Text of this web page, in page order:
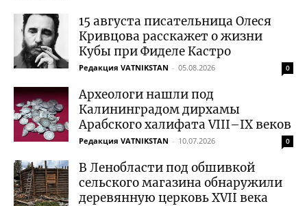
15 августа писательница Олеся
Кривцова расскажет о жизни
Кубы при Фиделе Кастро
Редакция VATNIKSTAN - 05.08.2026 0
Археологи нашли под
Калининградом дирхамы
Арабского халифата VIII–IX веков
Редакция VATNIKSTAN - 10.07.2026 0
В Ленобласти под обшивкой
сельского магазина обнаружили
деревянную церковь XVII века